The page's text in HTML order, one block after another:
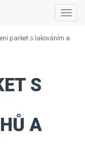
parket s lakováním a
S
A